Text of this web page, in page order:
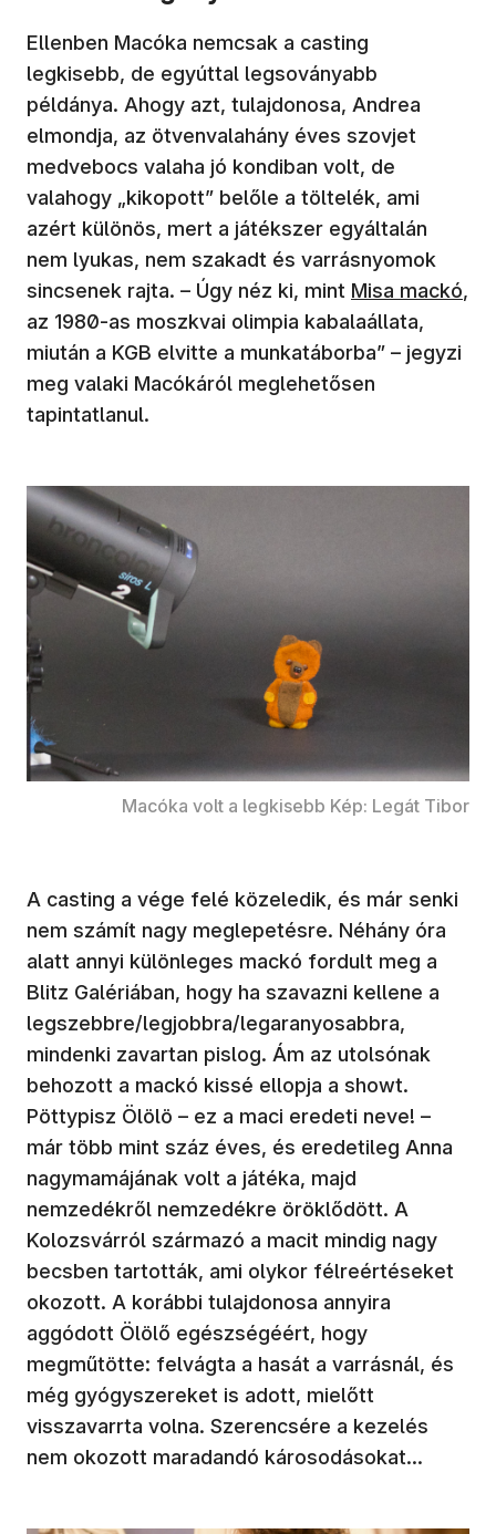
Ellenben Macóka nemcsak a casting
legkisebb, de egyúttal legsoványabb
példánya. Ahogy azt, tulajdonosa, Andrea
elmondja, az ötvenvalahány éves szovjet
medvebocs valaha jó kondiban volt, de
valahogy „kikopott” belőle a töltelék, ami
azért különös, mert a játékszer egyáltalán
nem lyukas, nem szakadt és varrásnyomok
sincsenek rajta. – Úgy néz ki, mint Misa mackó,
az 1980-as moszkvai olimpia kabalaállata,
miután a KGB elvitte a munkatáborba” – jegyzi
meg valaki Macókáról meglehetősen
tapintatlanul.
Macóka volt a legkisebb Kép: Legát Tibor
A casting a vége felé közeledik, és már senki
nem számít nagy meglepetésre. Néhány óra
alatt annyi különleges mackó fordult meg a
Blitz Galériában, hogy ha szavazni kellene a
legszebbre/legjobbra/legaranyosabbra,
mindenki zavartan pislog. Ám az utolsónak
behozott a mackó kissé ellopja a showt.
Pöttypisz Ölölö – ez a maci eredeti neve! –
már több mint száz éves, és eredetileg Anna
nagymamájának volt a játéka, majd
nemzedékről nemzedékre öröklődött. A
Kolozsvárról származó a macit mindig nagy
becsben tartották, ami olykor félreértéseket
okozott. A korábbi tulajdonosa annyira
aggódott Ölölő egészségéért, hogy
megműtötte: felvágta a hasát a varrásnál, és
még gyógyszereket is adott, mielőtt
visszavarrta volna. Szerencsére a kezelés
nem okozott maradandó károsodásokat…